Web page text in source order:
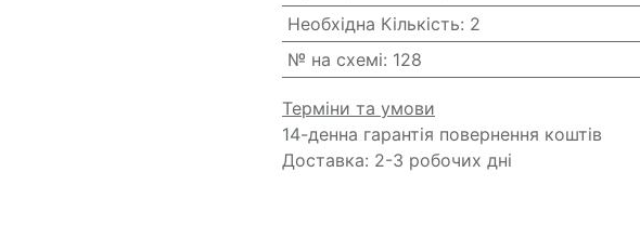
Необхідна Кількість: 2
№ на схемі: 128
Терміни та умови
14-денна гарантія повернення коштів
Доставка: 2-3 робочих дні